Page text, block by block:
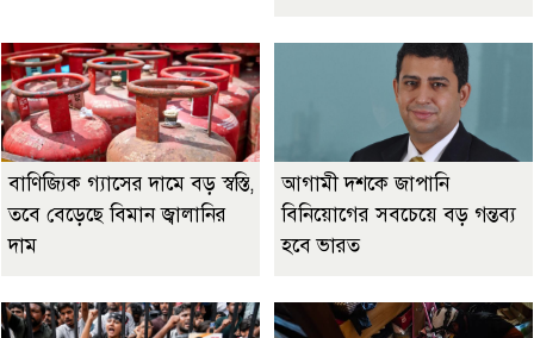
বাণিজ্যিক গ্যাসের দামে বড় স্বস্তি,
তবে বেড়েছে বিমান জ্বালানির
দাম
আগামী দশকে জাপানি
বিনিয়োগের সবচেয়ে বড় গন্তব্য
হবে ভারত